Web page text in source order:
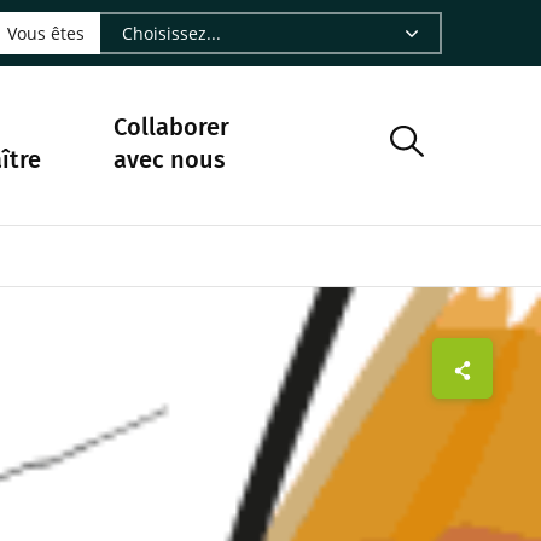
- CIRAD
Facebook - CIRAD
sur Instagram - CIRAD
sur Youtube - CIRAD
suivre sur Bluesky - CIRAD
Nourrir le vivant, le podcast du Cirad - CIRAD
Nous contacter par courriel - CIRAD
la page Flux RSS - CIRAD
Vous êtes
Collaborer
avec nous